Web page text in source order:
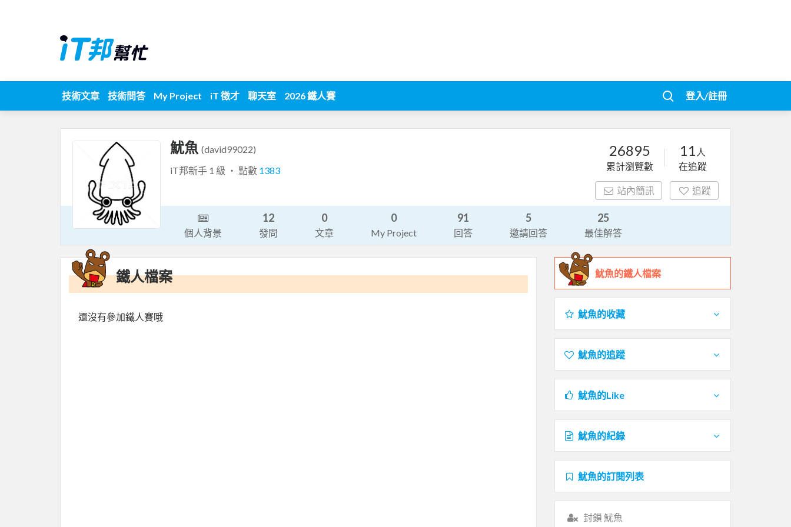
技術文章 技術問答 My Project iT 徵才 聊天室 2026 鐵人賽 登入/註冊
魷魚 (david99022)
iT邦新手 1 級 ‧ 點數 1383
26895
累計瀏覽數
11 人
在追蹤
站內簡訊 追蹤
個人背景
12
發問
0
文章
0
My Project
91
回答
5
邀請回答
25
最佳解答
鐵人檔案
還沒有參加鐵人賽哦
魷魚的鐵人檔案
魷魚的收藏
魷魚的追蹤
魷魚的Like
魷魚的紀錄
魷魚的訂閱列表
封鎖 魷魚